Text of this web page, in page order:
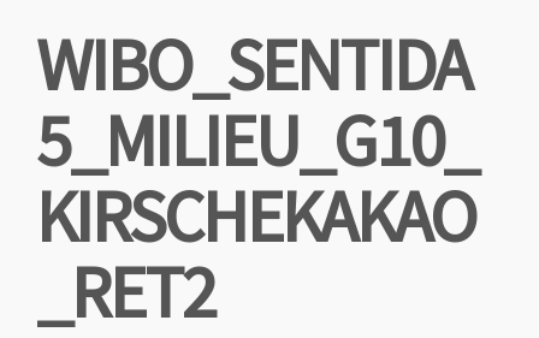
WIBO_SENTIDA
5_MILIEU_G10_
KIRSCHEKAKAO
_RET2